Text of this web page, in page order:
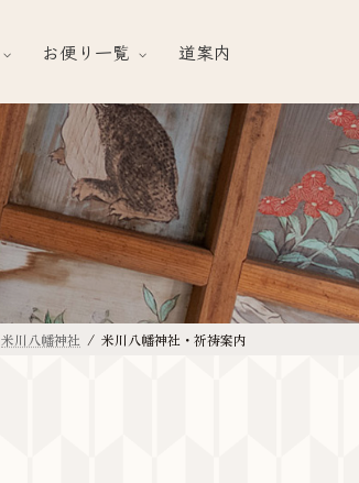
お便り一覧 道案内
米川八幡神社 米川八幡神社・祈祷案内